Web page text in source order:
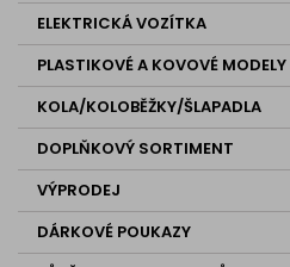
ELEKTRICKÁ VOZÍTKA
PLASTIKOVÉ A KOVOVÉ MODELY
KOLA/KOLOBĚŽKY/ŠLAPADLA
DOPLŇKOVÝ SORTIMENT
VÝPRODEJ
DÁRKOVÉ POUKAZY